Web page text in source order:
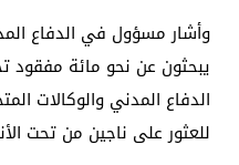
وأشار مسؤول في الدفاع
يبحثون عن نحو مائة مفقود
الدفاع المدني والوكالات
للعثور على ناجين من تحت